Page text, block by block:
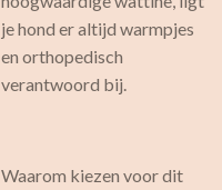
je hond er altijd warmpjes
en orthopedisch
verantwoord bij.
Waarom kiezen voor dit